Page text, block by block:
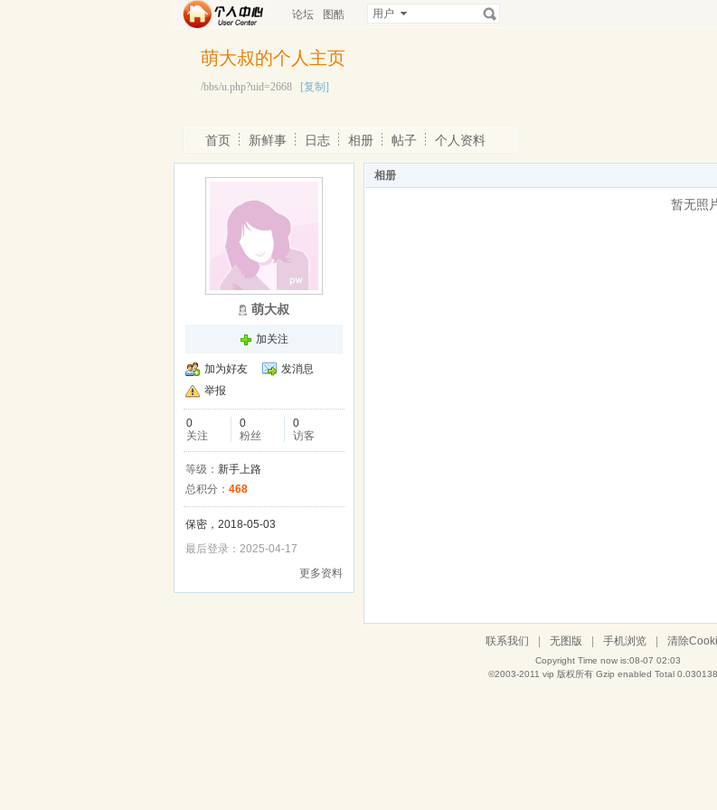
论坛 图酷 用户
萌大叔的个人主页
/bbs/u.php?uid=2668 [复制]
首页 新鲜事 日志 相册 帖子 个人资料
萌大叔
加关注
加为好友
发消息
举报
0
关注
0
粉丝
0
访客
等级： 新手上路
总积分： 468
保密，2018-05-03
最后登录：2025-04-17
更多资料
相册
暂无照
联系我们 无图版 手机浏览 清除
Copyright Time now is:08-07 02:03
©2003-2011 vip 版权所有 Gzip enabled Total